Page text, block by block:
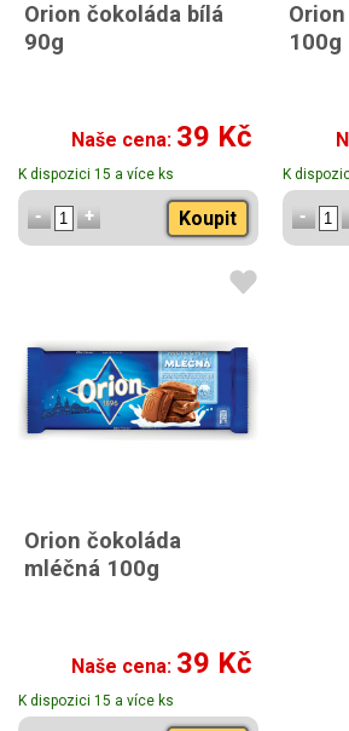
Orion čokoláda bílá
90g
Naše cena: 39 Kč
K dispozici 15 a více ks
Koupit
100g
K
Orion čokoláda
mléčná 100g
Naše cena: 39 Kč
K dispozici 15 a více ks